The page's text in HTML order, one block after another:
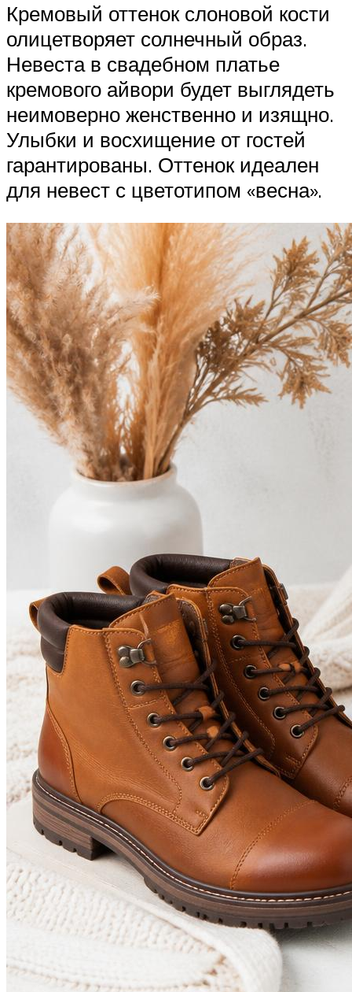
Кремовый оттенок слоновой кости
олицетворяет солнечный образ.
Невеста в свадебном платье
кремового айвори будет выглядеть
неимоверно женственно и изящно.
Улыбки и восхищение от гостей
гарантированы. Оттенок идеален
для невест с цветотипом «весна».